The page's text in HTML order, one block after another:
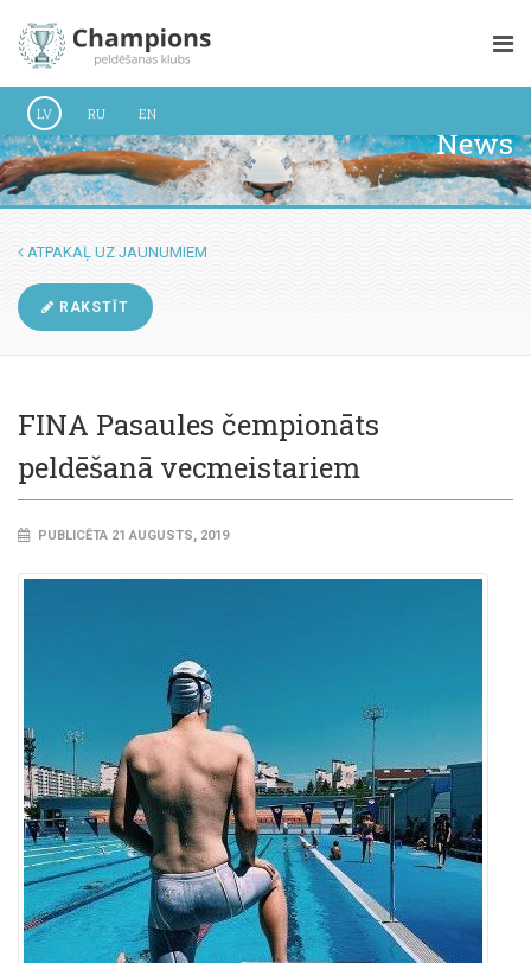
LV RU EN
News
ATPAKAĻ UZ JAUNUMIEM
RAKSTĪT
FINA Pasaules čempionāts
peldēšanā vecmeistariem
PUBLICĒTA 21 AUGUSTS, 2019